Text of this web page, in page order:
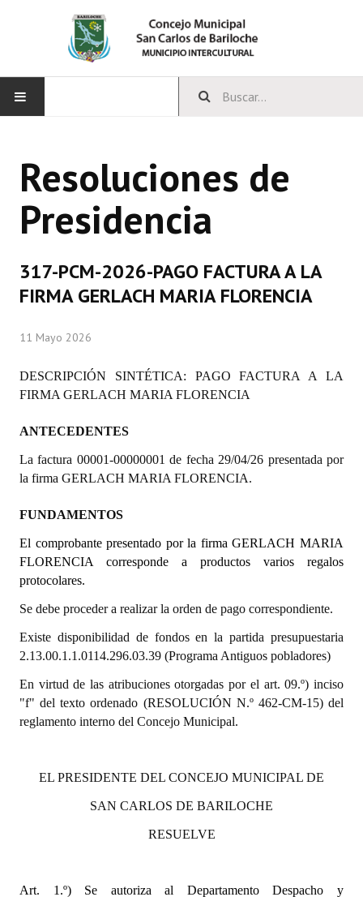
CONCEJO
Bloques Políticos
Comisiones Permanentes
Concejales Mandato Cumplido
Programas
Constitución Nacional
Constitución Provincial
Carta Orgánica 2007
Reglamento Interno
Digesto
Organigrama
DOCUMENTOS
Informes de Gestión
Proyectos Presentados
Actas de Audiencias Públicas
Resoluciones de
Presidencia
317-PCM-2026-PAGO FACTURA A LA
FIRMA GERLACH MARIA FLORENCIA
11 Mayo 2026
DESCRIPCIÓN SINTÉTICA: PAGO FACTURA A LA
FIRMA GERLACH MARIA FLORENCIA
ANTECEDENTES
La factura 00001-00000001 de fecha 29/04/26 presentada por
la firma GERLACH MARIA FLORENCIA.
FUNDAMENTOS
El comprobante presentado por la firma GERLACH MARIA
FLORENCIA corresponde a productos varios regalos
protocolares.
Se debe proceder a realizar la orden de pago correspondiente.
Existe disponibilidad de fondos en la partida presupuestaria
2.13.00.1.1.0114.296.03.39 (Programa Antiguos pobladores)
En virtud de las atribuciones otorgadas por el art. 09.º) inciso
"f" del texto ordenado (RESOLUCIÓN N.º 462-CM-15) del
reglamento interno del Concejo Municipal.
EL PRESIDENTE DEL CONCEJO MUNICIPAL DE
SAN CARLOS DE BARILOCHE
RESUELVE
Art. 1.º) Se autoriza al Departamento Despacho y